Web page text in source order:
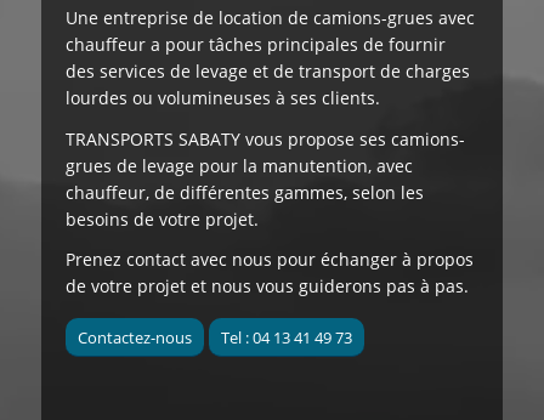
Une entreprise de location de camions-grues avec
chauffeur a pour tâches principales de fournir
des services de levage et de transport de charges
lourdes ou volumineuses à ses clients.
TRANSPORTS SABATY vous propose ses camions-
grues de levage pour la manutention, avec
chauffeur, de différentes gammes, selon les
besoins de votre projet.
Prenez contact avec nous pour échanger à propos
de votre projet et nous vous guiderons pas à pas.
Contactez-nous Tel : 04 13 41 49 73